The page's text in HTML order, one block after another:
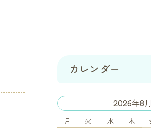
カレンダー
2026年8月
月 火 水 木